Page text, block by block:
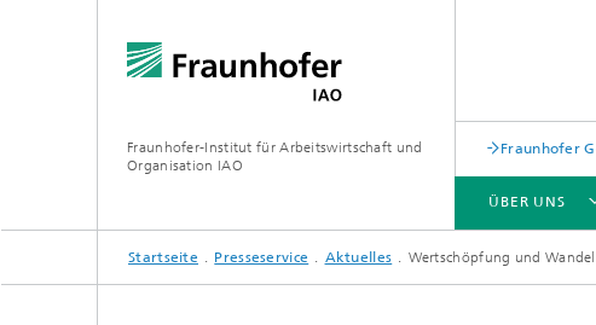
Fraunhofer-Institut für Arbeitswirtschaft und
Organisation IAO
Fraunhofer
ÜBER UNS
ÜBER UNS
FORSCHUNG
VERANSTALTUNGEN
Startseite Presseservice Aktuelles Wertschöpfung und